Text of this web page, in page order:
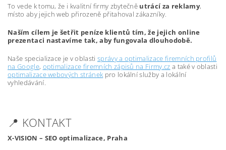
To vede k tomu, že i kvalitní firmy zbytečně utrácí za reklamy,
místo aby jejich web přirozeně přitahoval zákazníky.
Naším cílem je šetřit peníze klientů tím, že jejich online
prezentaci nastavíme tak, aby fungovala dlouhodobě.
Naše specializace je v oblasti správy a optimalizace firemních profilů
na Google, optimalizace firemních zápisů na Firmy.cz a také v oblasti
optimalizace webových stránek pro lokální služby a lokální
vyhledávání.
📍 KONTAKT
X-VISION – SEO optimalizace, Praha